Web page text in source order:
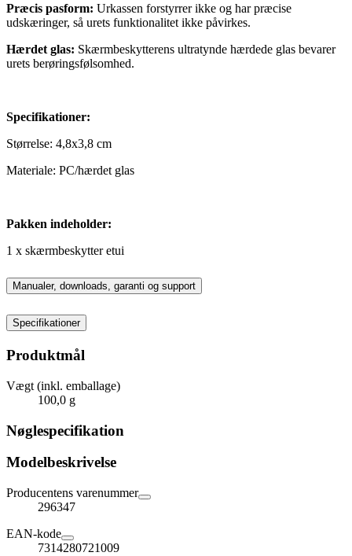
Præcis pasform: Urkassen forstyrrer ikke og har præcise
udskæringer, så urets funktionalitet ikke påvirkes.
Hærdet glas: Skærmbeskytterens ultratynde hærdede glas bevarer
urets berøringsfølsomhed.
Specifikationer:
Størrelse: 4,8x3,8 cm
Materiale: PC/hærdet glas
Pakken indeholder:
1 x skærmbeskytter etui
Manualer, downloads, garanti og support
Specifikationer
Produktmål
Vægt (inkl. emballage)
100,0 g
Nøglespecifikation
Modelbeskrivelse
Producentens varenummer
296347
EAN-kode
7314280721009